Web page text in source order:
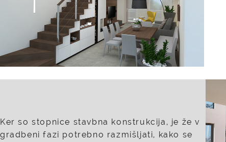
Ker so stopnice stavbna konstrukcija, je že v
gradbeni fazi potrebno razmišljati, kako se